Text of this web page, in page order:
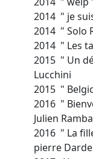
2014 " je
2014 " Solo
2014 " Les
2015 " Un
Lucchini
2015 "
2016 "
Julien
2016 " La
pierre